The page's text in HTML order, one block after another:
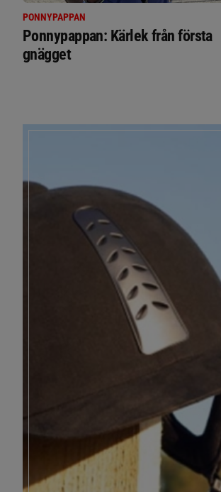
PONNYPAPPAN
Ponnypappan: Kärlek från första
gnägget